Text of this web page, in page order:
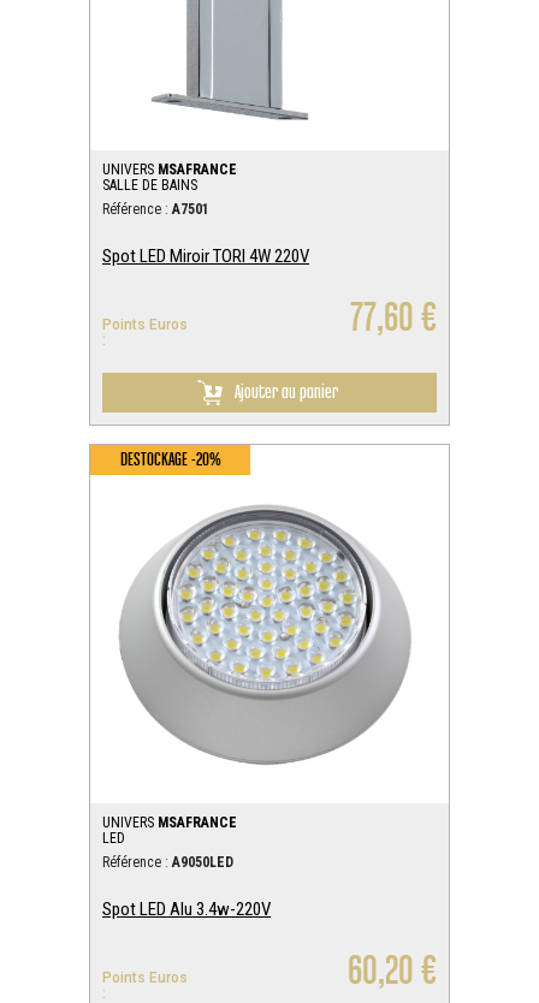
UNIVERS MSAFRANCE
SALLE DE BAINS
Référence :A7501
Spot LED Miroir TORI 4W 220V
Points Euros
:
77,60 €
Ajouter au panier
DESTOCKAGE -20%
UNIVERS MSAFRANCE
LED
Référence :A9050LED
Spot LED Alu 3.4w-220V
Points Euros
:
60,20 €